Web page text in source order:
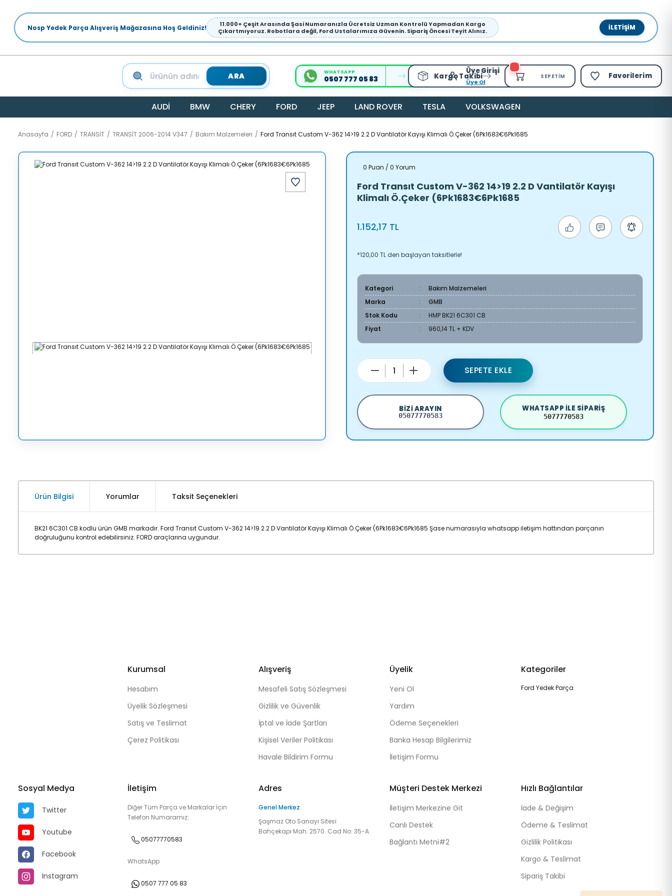
Nosp Yedek Parça Alışveriş Mağazasına Hoş Geldiniz!
11.000+ Çeşit Arasında Şasi Numaranızla Ücretsiz Uzman Kontrolü Yapmadan Kargo
Çıkartmıyoruz. Robotlara değil, Ford Ustalarımıza Güvenin. Sipariş Öncesi Teyit Alınız.
İLETIŞIM
ARA WHATSAPP
0507 777 05 83 Kargo Takibi
Üye Girişi
Üye Ol
SEPETIM Favorilerim
AUDİ BMW CHERY FORD JEEP LAND ROVER TESLA VOLKSWAGEN
Anasayfa FORD TRANSİT TRANSİT 2006-2014 V347 Bakım Malzemeleri Ford Transıt Custom V-362 14>19 2.2 D Vantilatör Kayışı Klimalı Ö.Çeker (6Pk1683€6Pk1685
0 Puan / 0 Yorum
Ford Transıt Custom V-362 14>19 2.2 D Vantilatör Kayışı
Klimalı Ö.Çeker (6Pk1683€6Pk1685
1.152,17 TL
*120,00 TL den başlayan taksitlerle!
Kategori
Bakım Malzemeleri
Marka
GMB
Stok Kodu
HMP BK21 6C301 CB
Fiyat
960,14 TL + KDV
SEPETE EKLE
BIZI ARAYIN
05077770583
WHATSAPP ILE SIPARIŞ
5077770583
Ürün Bilgisi Yorumlar Taksit Seçenekleri
BK21 6C301 CB kodlu ürün GMB markadır. Ford Transıt Custom V-362 14>19 2.2 D Vantilatör Kayışı Klimalı Ö.Çeker (6Pk1683€6Pk1685 Şase numarasıyla whatsapp iletişim hattından parçanın
doğruluğunu kontrol edebilirsiniz. FORD araçlarına uygundur.
Kurumsal
Hesabım
Üyelik Sözleşmesi
Satış ve Teslimat
Çerez Politikası
Alışveriş
Mesafeli Satış Sözleşmesi
Gizlilik ve Güvenlik
İptal ve İade Şartları
Kişisel Veriler Politikası
Havale Bildirim Formu
Üyelik
Yeni Ol
Yardım
Ödeme Seçenekleri
Banka Hesap Bilgilerimiz
İletişim Formu
Kategoriler
Ford Yedek Parça
Sosyal Medya
Twitter
Youtube
Facebook
Instagram
İletişim
Diğer Tüm Parça ve Markalar İçin
Telefon Numaramız:
05077770583
WhatsApp
0507 777 05 83
Adres
Genel Merkez
Şaşmaz Oto Sanayi Sitesi
Bahçekapı Mah. 2570. Cad No: 35-A
Müşteri Destek Merkezi
İletişim Merkezine Git
Canlı Destek
Bağlantı Metni#2
Hızlı Bağlantılar
İade & Değişim
Ödeme & Teslimat
Gizlilik Politikası
Kargo & Teslimat
Sipariş Takibi